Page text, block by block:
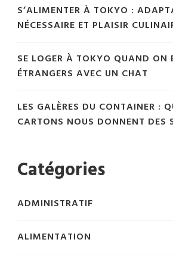
S’ALIMENTER À TOKYO :
NÉCESSAIRE ET PLAISIR
SE LOGER À TOKYO QUAND ON
ÉTRANGERS AVEC UN CHAT
LES GALÈRES DU CONTAINER :
CARTONS NOUS DONNENT DES
Catégories
ADMINISTRATIF
ALIMENTATION